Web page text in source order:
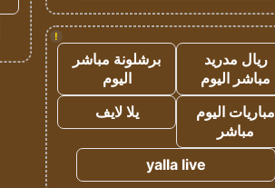
!
ريال مدريد
مباشر اليوم
برشلونة مباشر
اليوم
مباريات اليوم
مباشر
يلا لايف
yalla live